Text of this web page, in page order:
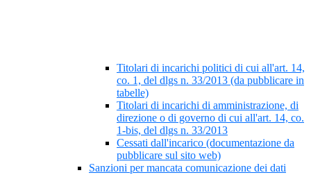
Titolari di incarichi politici di cui all'art. 14,
co. 1, del dlgs n. 33/2013 (da pubblicare in
tabelle)
Titolari di incarichi di amministrazione, di
direzione o di governo di cui all'art. 14, co.
1-bis, del dlgs n. 33/2013
Cessati dall'incarico (documentazione da
pubblicare sul sito web)
Sanzioni per mancata comunicazione dei dati